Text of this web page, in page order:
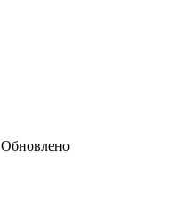
Обновлено